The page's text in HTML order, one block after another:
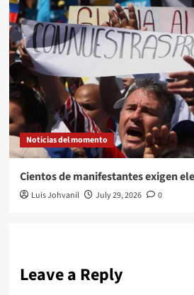
Noticias del momento
Cientos de manifestantes exigen
Luis Johvanil July 29, 2026 0
Leave a Reply